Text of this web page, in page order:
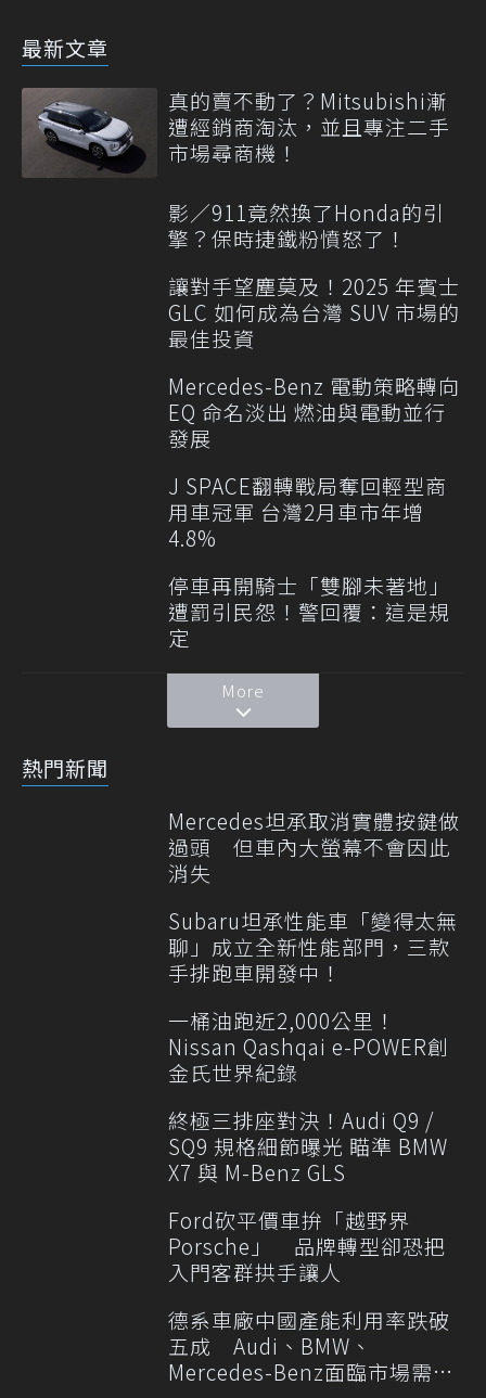
最新文章
真的賣不動了？Mitsubishi漸
遭經銷商淘汰，並且專注二手
市場尋商機！
影／911竟然換了Honda的引
擎？保時捷鐵粉憤怒了！
讓對手望塵莫及！2025 年賓士
GLC 如何成為台灣 SUV 市場的
最佳投資
Mercedes-Benz 電動策略轉向
EQ 命名淡出 燃油與電動並行
發展
J SPACE翻轉戰局奪回輕型商
用車冠軍 台灣2月車市年增
4.8%
停車再開騎士「雙腳未著地」
遭罰引民怨！警回覆：這是規
定
More
熱門新聞
Mercedes坦承取消實體按鍵做
過頭 但車內大螢幕不會因此
消失
Subaru坦承性能車「變得太無
聊」成立全新性能部門，三款
手排跑車開發中！
一桶油跑近2,000公里！
Nissan Qashqai e-POWER創
金氏世界紀錄
終極三排座對決！Audi Q9 /
SQ9 規格細節曝光 瞄準 BMW
X7 與 M-Benz GLS
Ford砍平價車拚「越野界
Porsche」 品牌轉型卻恐把
入門客群拱手讓人
德系車廠中國產能利用率跌破
五成 Audi、BMW、
Mercedes-Benz面臨市場需求